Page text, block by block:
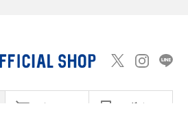
カート ログイン